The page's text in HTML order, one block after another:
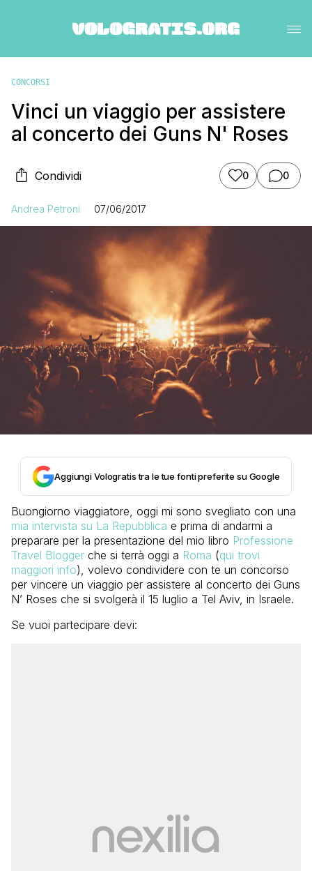
CONCORSI
Vinci un viaggio per assistere
al concerto dei Guns N' Roses
Condividi 0 0
Andrea Petroni 07/06/2017
Aggiungi Vologratis tra le tue fonti preferite su Google
Buongiorno viaggiatore, oggi mi sono svegliato con una
mia intervista su La Repubblica e prima di andarmi a
preparare per la presentazione del mio libro Professione
Travel Blogger che si terrà oggi a Roma (qui trovi
maggiori info), volevo condividere con te un concorso
per vincere un viaggio per assistere al concerto dei Guns
N’ Roses che si svolgerà il 15 luglio a Tel Aviv, in Israele.
Se vuoi partecipare devi: